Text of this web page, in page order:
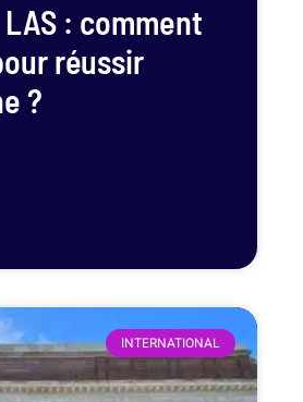
LAS : comment
réussir
?
INTERNATIONAL